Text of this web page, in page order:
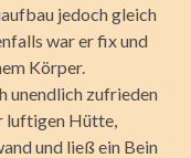
jedoch gleich
war er fix und
Körper.
unendlich zufrieden
luftigen Hütte,
und ließ ein Bein